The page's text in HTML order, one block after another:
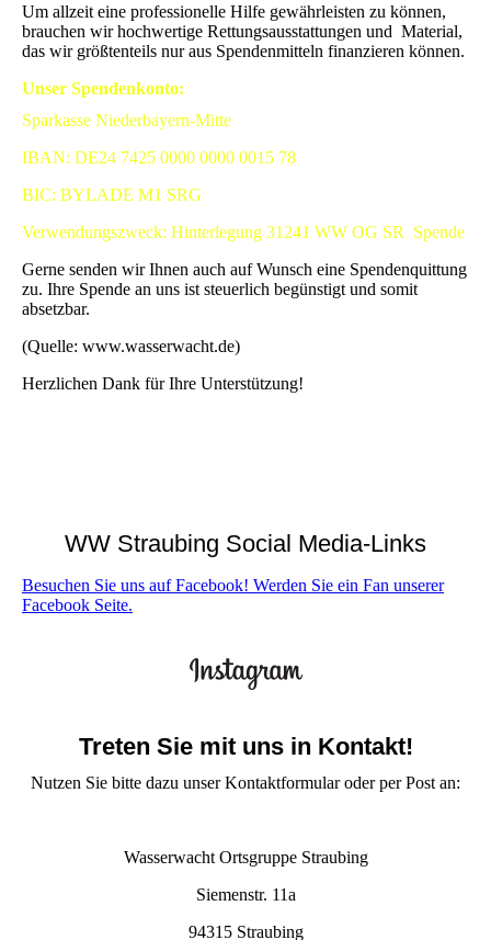
Um allzeit eine professionelle Hilfe gewährleisten zu können,
brauchen wir hochwertige Rettungsausstattungen und Material,
das wir größtenteils nur aus Spendenmitteln finanzieren können.
Unser Spendenkonto:
Sparkasse Niederbayern-Mitte
IBAN: DE24 7425 0000 0000 0015 78
BIC: BYLADE M1 SRG
Verwendungszweck: Hinterlegung 31241 WW OG SR Spende
Gerne senden wir Ihnen auch auf Wunsch eine Spendenquittung
zu. Ihre Spende an uns ist steuerlich begünstigt und somit
absetzbar.
(Quelle: www.wasserwacht.de)
Herzlichen Dank für Ihre Unterstützung!
WW Straubing Social Media-Links
Besuchen Sie uns auf Facebook! Werden Sie ein Fan unserer
Facebook Seite.
Treten Sie mit uns in Kontakt!
Nutzen Sie bitte dazu unser Kontaktformular oder per Post an:
Wasserwacht Ortsgruppe Straubing
Siemenstr. 11a
94315 Straubing